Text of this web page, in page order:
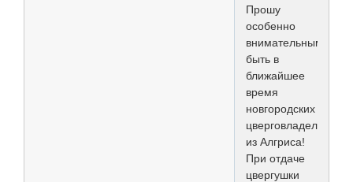
Прошу
особенно
внимательными
быть в
ближайшее
время
новгородских
цверговладельцев
из Алгриса!
При отдаче
цвергушки